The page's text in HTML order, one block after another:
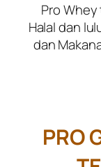
Pro
Halal dan
dan
PRO